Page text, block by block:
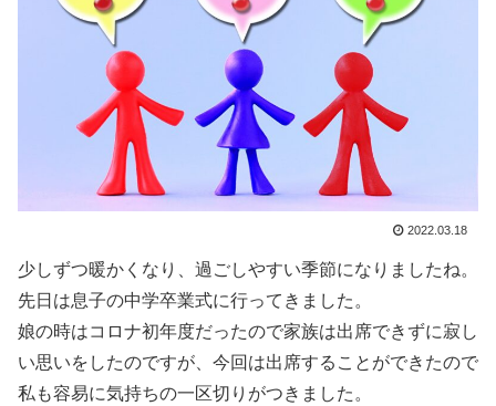
2022.03.18
少しずつ暖かくなり、過ごしやすい季節になりましたね。
先日は息子の中学卒業式に行ってきました。
娘の時はコロナ初年度だったので家族は出席できずに寂し
い思いをしたのですが、今回は出席することができたので
私も容易に気持ちの一区切りがつきました。